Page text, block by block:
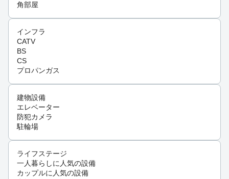
角部屋
インフラ
CATV
BS
CS
プロパンガス
建物設備
エレベーター
防犯カメラ
駐輪場
ライフステージ
一人暮らしに人気の設備
カップルに人気の設備